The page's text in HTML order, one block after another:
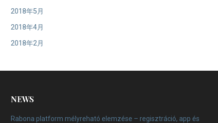
2018年5月
2018年4月
2018年2月
NEWS
Rabona platform mélyreható elemzése – regisztráció, app és